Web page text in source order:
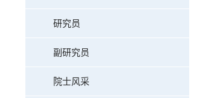
研究员
副研究员
院士风采